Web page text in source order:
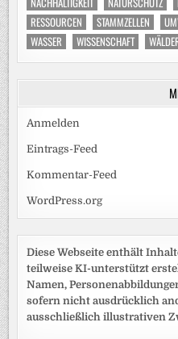
RESSOURCEN
STAMMZELLEN
WASSER
WISSENSCHAFT
Anmelden
Eintrags-Feed
Kommentar-Feed
WordPress.org
Diese Webseite enthält
teilweise KI-unterstützt
Namen,
sofern nicht ausdrücklich
ausschließlich illustrativen